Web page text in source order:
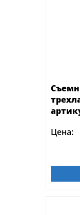
Цена: